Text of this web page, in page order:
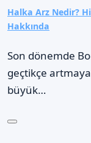
Halka Arz Nedir?
Hakkında
Son dönemde
geçtikçe
büyük…